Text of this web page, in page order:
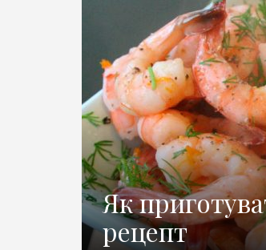
Як
рецепт